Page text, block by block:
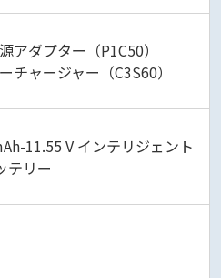
アダプター（P1C50）
チャージャー（C3S60）
11.55 V インテリジェント
テリー